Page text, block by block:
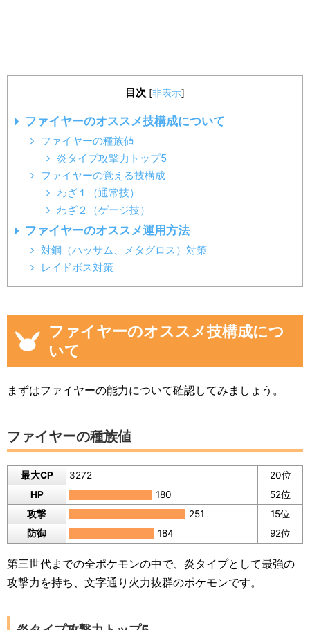
目次 [非表示]
ファイヤーのオススメ技構成について
ファイヤーの種族値
炎タイプ攻撃力トップ5
ファイヤーの覚える技構成
わざ１（通常技）
わざ２（ゲージ技）
ファイヤーのオススメ運用方法
対鋼（ハッサム、メタグロス）対策
レイドボス対策
ファイヤーのオススメ技構成につ
いて
まずはファイヤーの能力について確認してみましょう。
ファイヤーの種族値
最大CP 3272
20位
HP
180
52位
攻撃
251
15位
防御
184 92位
第三世代までの全ポケモンの中で、炎タイプとして最強の
攻撃力を持ち、文字通り火力抜群のポケモンです。